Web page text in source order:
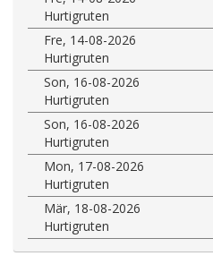
Hurtigruten
Fre, 14-08-2026
Hurtigruten
Son, 16-08-2026
Hurtigruten
Son, 16-08-2026
Hurtigruten
Mon, 17-08-2026
Hurtigruten
Mär, 18-08-2026
Hurtigruten